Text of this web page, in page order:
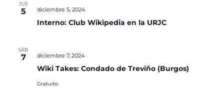
JUE
5
Interno: Club Wikipedia en la URJC
diciembre 5, 2024
SÁB
7
Wiki Takes: Condado de Treviño (Burgos)
diciembre 7, 2024
Gratuito